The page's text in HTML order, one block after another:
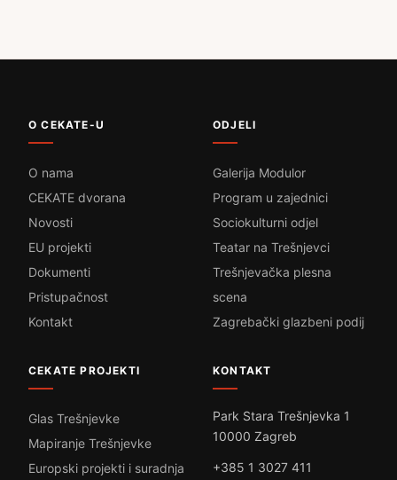
O CEKATE-U
O nama
CEKATE dvorana
Novosti
EU projekti
Dokumenti
Pristupačnost
Kontakt
ODJELI
Galerija Modulor
Program u zajednici
Sociokulturni odjel
Teatar na Trešnjevci
Trešnjevačka plesna
scena
Zagrebački glazbeni podij
CEKATE PROJEKTI
Glas Trešnjevke
Mapiranje Trešnjevke
Europski projekti i suradnja
KONTAKT
Park Stara Trešnjevka 1
10000 Zagreb
+385 1 3027 411